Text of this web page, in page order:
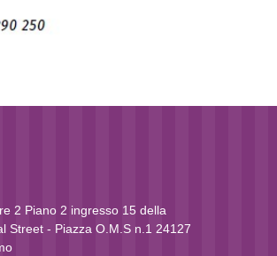
2 Piano 2 ingresso 15 della
Street - Piazza O.M.S n.1 24127